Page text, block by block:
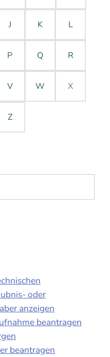
J K L
P Q R
V W X
Z
oder
anzeigen
beantragen
beantragen